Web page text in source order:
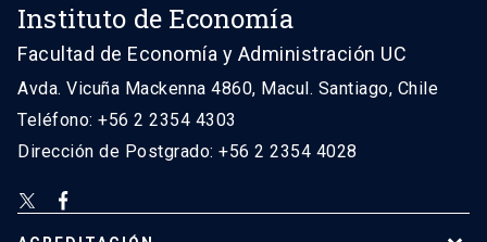
Instituto de Economía
Facultad de Economía y Administración UC
Avda. Vicuña Mackenna 4860, Macul. Santiago, Chile
Teléfono: +56 2 2354 4303
Dirección de Postgrado: +56 2 2354 4028